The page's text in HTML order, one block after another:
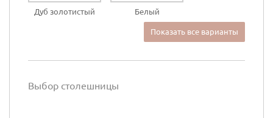
Дуб золотистый
Белый
Показать все варианты
Выбор столешницы